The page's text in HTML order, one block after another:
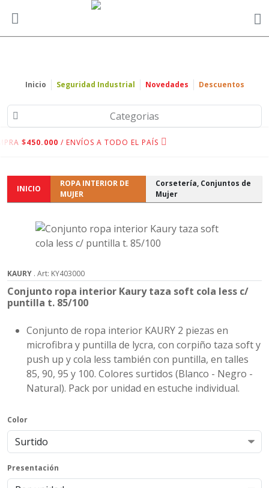
Inicio Seguridad Industrial Novedades Descuentos
Categorias
$450.000 / ENVÍOS A TODO EL PAÍS
INICIO
ROPA INTERIOR DE
MUJER
Corsetería, Conjuntos de
Mujer
KAURY . Art: KY403000
Conjunto ropa interior Kaury taza soft cola less c/
puntilla t. 85/100
Conjunto de ropa interior KAURY 2 piezas en
microfibra y puntilla de lycra, con corpiño taza soft y
push up y cola less también con puntilla, en talles
85, 90, 95 y 100. Colores surtidos (Blanco - Negro -
Natural). Pack por unidad en estuche individual.
Color
Presentación